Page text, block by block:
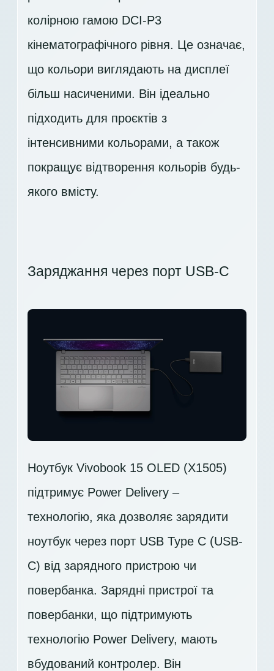
колірною гамою DCI-P3
кінематографічного рівня. Це означає,
що кольори виглядають на дисплеї
більш насиченими. Він ідеально
підходить для проєктів з
інтенсивними кольорами, а також
покращує відтворення кольорів будь-
якого вмісту.
Заряджання через порт USB-C
Ноутбук Vivobook 15 OLED (X1505)
підтримує Power Delivery –
технологію, яка дозволяє зарядити
ноутбук через порт USB Type C (USB-
C) від зарядного пристрою чи
повербанка. Зарядні пристрої та
повербанки, що підтримують
технологію Power Delivery, мають
вбудований контролер. Він